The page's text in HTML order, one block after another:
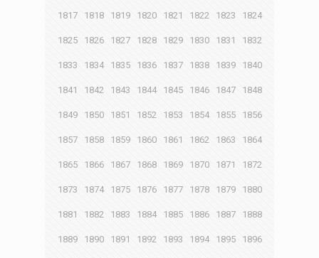
1817 1818 1819 1820 1821 1822 1823 1824
1825 1826 1827 1828 1829 1830 1831 1832
1833 1834 1835 1836 1837 1838 1839 1840
1841 1842 1843 1844 1845 1846 1847 1848
1849 1850 1851 1852 1853 1854 1855 1856
1857 1858 1859 1860 1861 1862 1863 1864
1865 1866 1867 1868 1869 1870 1871 1872
1873 1874 1875 1876 1877 1878 1879 1880
1881 1882 1883 1884 1885 1886 1887 1888
1889 1890 1891 1892 1893 1894 1895 1896